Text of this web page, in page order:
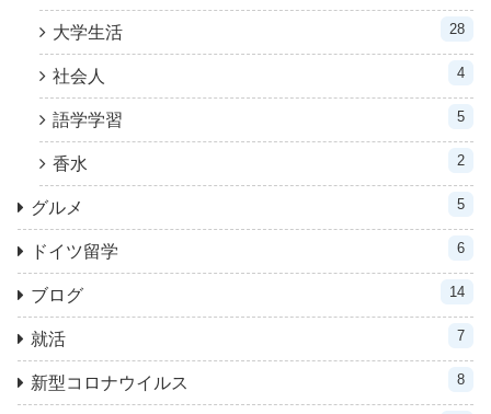
大学生活 28
社会人 4
語学学習 5
香水 2
グルメ 5
ドイツ留学 6
ブログ 14
就活 7
新型コロナウイルス 8